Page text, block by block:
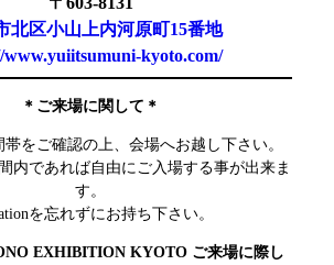
北区小山上内河原町15番地
kyoto.com/
＊ご来場に関して＊
をご確認の上、会場へお越し下さい。
内であれば自由にご入場する事が出来ま
す。
を忘れずにお持ち下さい。
EXHIBITION KYOTO ご来場に際し